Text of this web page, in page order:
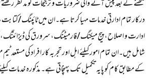
لکھنے کے بعد پیش آنے والی ضروریات و ترجیحات کو مد نظر
درکار تمام ادارتی خدمات مہیا کرتا ہے۔ان میں ٹائپنگ/
ادارت و اصلاح، پیج میکنگ/فارمیٹنگ، سرورق کی
شامل ہیں۔ان تمام امور کیلئے اہل اور تجربہ کار افراد کی مستعد
کے مطابق کام کو پایہ تکمیل تک پہنچاتی ہے۔ مذکورہ خدمات